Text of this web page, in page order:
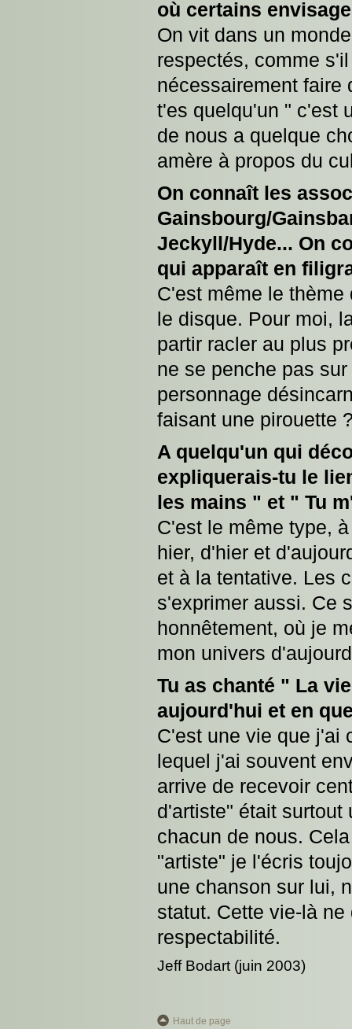
où certains
On vit dans un
respectés, comme
nécessairement faire
t'es quelqu'un " c'est
de nous a quelque
amère à propos du
On connaît les
Gainsbourg/
Jeckyll/Hyde... On
qui apparaît en
C'est même le
le disque. Pour moi,
partir racler au plus
ne se penche pas
personnage
faisant une pirouette
A quelqu'un qui
expliquerais-tu le
les mains " et " Tu
C'est le même type,
hier, d'hier et
et à la tentative. Les
s'exprimer aussi. Ce
honnêtement, où je
mon univers
Tu as chanté " La
aujourd'hui et en
C'est une vie que j'ai
lequel j'ai souvent
arrive de recevoir
d'artiste" était surtout
chacun de nous.
"artiste" je l'écris
une chanson sur lui,
statut. Cette vie-là
respectabilité.
Jeff Bodart (juin 2003)
Haut de page